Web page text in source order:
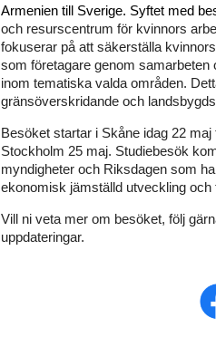
Armenien till Sverige. Syftet med
och resurscentrum för kvinnors
fokuserar på att säkerställa
som företagare genom
inom tematiska valda områden.
gränsöverskridande och
Besöket startar i Skåne idag 22
Stockholm 25 maj. Studiebesök
myndigheter och Riksdagen som
ekonomisk jämställd utveckling
Vill ni veta mer om besöket, följ
uppdateringar.